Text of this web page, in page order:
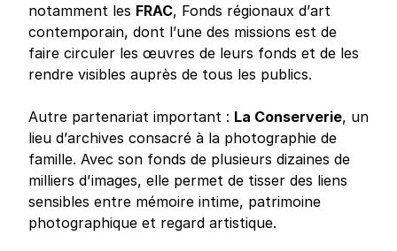
notamment les FRAC, Fonds régionaux d’art
contemporain, dont l’une des missions est de
faire circuler les œuvres de leurs fonds et de les
rendre visibles auprès de tous les publics.
Autre partenariat important : La Conserverie, un
lieu d’archives consacré à la photographie de
famille. Avec son fonds de plusieurs dizaines de
milliers d’images, elle permet de tisser des liens
sensibles entre mémoire intime, patrimoine
photographique et regard artistique.